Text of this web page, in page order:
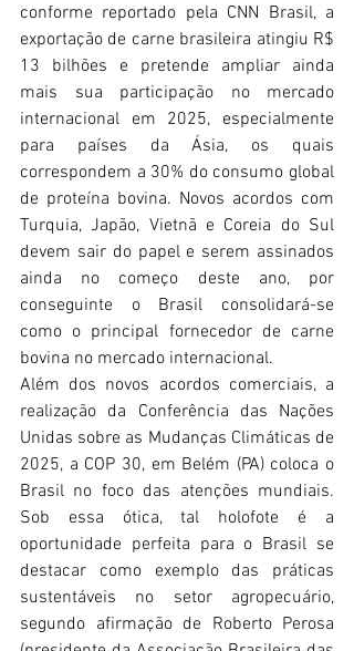
conforme reportado pela CNN Brasil, a
exportação de carne brasileira atingiu R$
13 bilhões e pretende ampliar ainda
mais sua participação no mercado
internacional em 2025, especialmente
para países da Ásia, os quais
correspondem a 30% do consumo global
de proteína bovina. Novos acordos com
Turquia, Japão, Vietnã e Coreia do Sul
devem sair do papel e serem assinados
ainda no começo deste ano, por
conseguinte o Brasil consolidará-se
como o principal fornecedor de carne
bovina no mercado internacional.
Além dos novos acordos comerciais, a
realização da Conferência das Nações
Unidas sobre as Mudanças Climáticas de
2025, a COP 30, em Belém (PA) coloca o
Brasil no foco das atenções mundiais.
Sob essa ótica, tal holofote é a
oportunidade perfeita para o Brasil se
destacar como exemplo das práticas
sustentáveis no setor agropecuário,
segundo afirmação de Roberto Perosa